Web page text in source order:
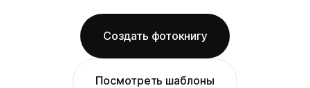
Создать фотокнигу
Посмотреть шаблоны